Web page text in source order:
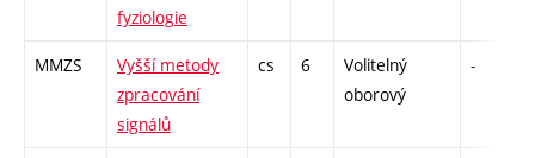
fyziologie
MMZS
Vyšší metody
zpracování
signálů
cs 6
Volitelný
oborový
-